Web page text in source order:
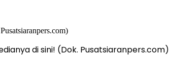
di sini! (Dok. Pusatsiaranpers.com)